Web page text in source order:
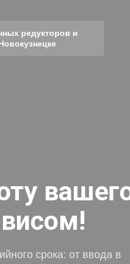
редукторов и
срока: от ввода в